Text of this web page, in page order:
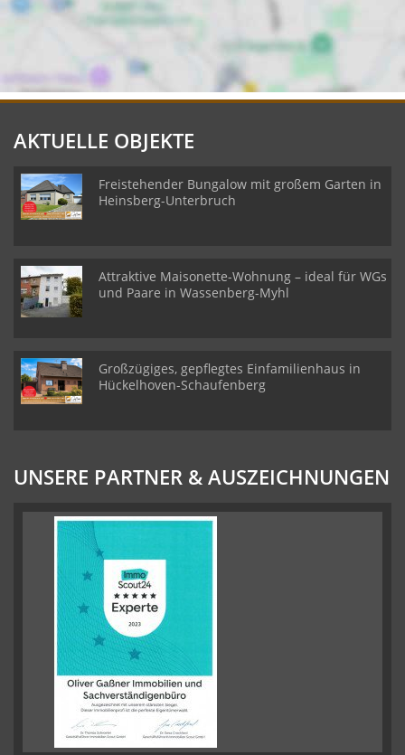
AKTUELLE OBJEKTE
Freistehender Bungalow mit großem Garten in
Heinsberg-Unterbruch
Attraktive Maisonette-Wohnung – ideal für WGs
und Paare in Wassenberg-Myhl
Großzügiges, gepflegtes Einfamilienhaus in
Hückelhoven-Schaufenberg
UNSERE PARTNER & AUSZEICHNUNGEN